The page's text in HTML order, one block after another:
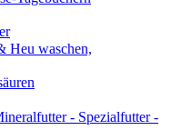
waschen,
- Spezialfutter -